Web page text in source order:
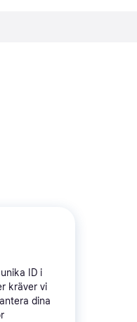
ID i
kräver vi
dina